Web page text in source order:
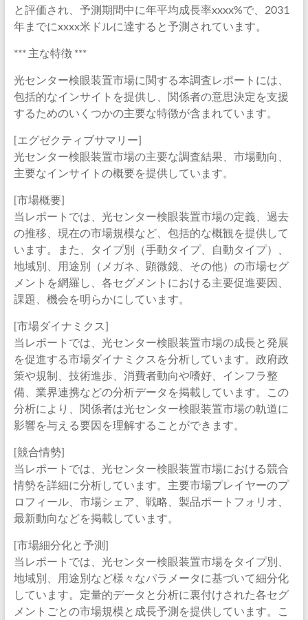
と評価され、予測期間中に年平均成長率xxxx%で、2031
年までにxxxx米ドルに達すると予測されています。
*** 主な特徴 ***
光センター検眼装置市場に関する本調査レポートには、
包括的なインサイトを提供し、関係者の意思決定を支援
するためのいくつかの主要な特徴が含まれています。
[エグゼクティブサマリー]
光センター検眼装置市場の主要な調査結果、市場動向、
主要なインサイトの概要を提供しています。
[市場概要]
当レポートでは、光センター検眼装置市場の定義、過去
の推移、現在の市場規模など、包括的な概観を提供して
います。また、タイプ別（手動タイプ、自動タイプ）、
地域別、用途別（メガネ、顕微鏡、その他）の市場セグ
メントを網羅し、各セグメントにおける主要促進要因、
課題、機会を明らかにしています。
[市場ダイナミクス]
当レポートでは、光センター検眼装置市場の成長と発展
を促進する市場ダイナミクスを分析しています。政府政
策や規制、技術進歩、消費者動向や嗜好、インフラ整
備、業界連携などの分析データを掲載しています。この
分析により、関係者は光センター検眼装置市場の軌道に
影響を与える要因を理解することができます。
[競合情勢]
当レポートでは、光センター検眼装置市場における競合
情勢を詳細に分析しています。主要市場プレイヤーのプ
ロフィール、市場シェア、戦略、製品ポートフォリオ、
最新動向などを掲載しています。
[市場細分化と予測]
当レポートでは、光センター検眼装置市場をタイプ別、
地域別、用途別など様々なパラメータに基づいて細分化
しています。定量的データと分析に裏付けされた各セグ
メントごとの市場規模と成長予測を提供しています。こ